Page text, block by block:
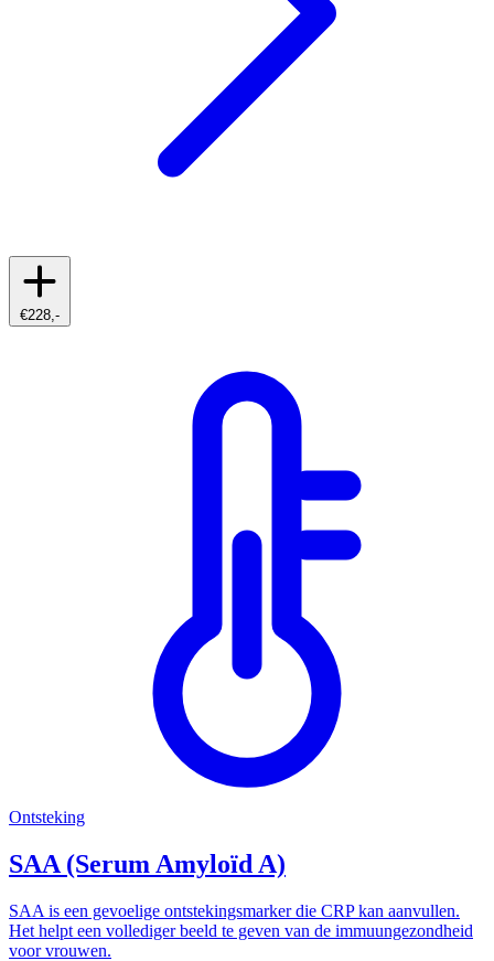
€228,-
Ontsteking
SAA (Serum Amyloïd A)
SAA is een gevoelige ontstekingsmarker die CRP kan aanvullen.
Het helpt een vollediger beeld te geven van de immuungezondheid
voor vrouwen.